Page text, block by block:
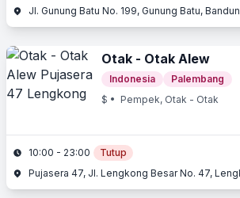
Jl. Gunung Batu No. 199, Gunung Batu,
Otak - Otak Alew
Indonesia
Palembang
$ • Pempek, Otak - Otak
10:00 - 23:00
Tutup